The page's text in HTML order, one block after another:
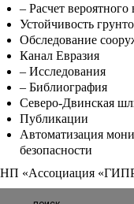
– Расчет вероятного
Устойчивость
Обследование
Канал Евразия
– Исследования
– Библиография
Северо-Двинская
Публикации
Автоматизация
безопасности
НП «Ассоциация